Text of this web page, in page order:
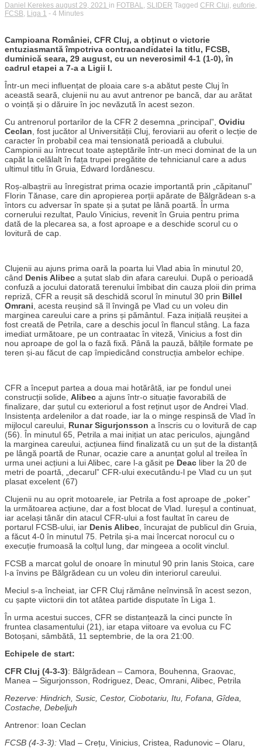
Daniel Kerekes august 29, 2021 in FOTBAL SLIDER Tagged CFR Cluj euforie
FCSB Liga 1 - 4 Minutes
Campioana României, CFR Cluj, a obținut o victorie
entuziasmantă împotriva contracandidatei la titlu, FCSB,
duminică seara, 29 august, cu un neverosimil 4-1 (1-0), în
cadrul etapei a 7-a a Ligii I.
Într-un meci influențat de ploaia care s-a abătut peste Cluj în
această seară, clujenii nu au avut antrenor pe bancă, dar au arătat
o voință și o dăruire în joc nevăzută în acest sezon.
Cu antrenorul portarilor de la CFR 2 desemna „principal”, Ovidiu
Ceclan , fost jucător al Universității Cluj, feroviarii au oferit o lecție de
caracter în probabil cea mai tensionată perioadă a clubului.
Campionii au întrecut toate așteptările într-un meci dominat de la un
capăt la celălalt în fața trupei pregătite de tehnicianul care a adus
ultimul titlu în Gruia, Edward Iordănescu.
Roș-albaștrii au înregistrat prima ocazie importantă prin „căpitanul”
Florin Tănase, care din apropierea porții apărate de Bălgrădean s-a
întors cu adversar în spate și a șutat pe lână poartă. În urma
cornerului rezultat, Paulo Vinicius, revenit în Gruia pentru prima
dată de la plecarea sa, a fost aproape e a deschide scorul cu o
lovitură de cap.
Clujenii au ajuns prima oară la poarta lui Vlad abia în minutul 20,
când Denis Alibec a șutat slab din afara careului. După o perioadă
confuză a jocului datorată terenului îmbibat din cauza ploii din prima
repriză, CFR a reușit să deschidă scorul în minutul 30 prin Billel
Omrani , acesta reușind să îl învingă pe Vlad cu un voleu din
marginea careului care a prins și pământul. Faza inițială reușitei a
fost creată de Petrila, care a deschis jocul în flancul stâng. La faza
imediat următoare, pe un contraatac în viteză, Vinicius a fost din
nou aproape de gol la o fază fixă. Până la pauză, bălțile formate pe
teren și-au făcut de cap împiedicând construcția ambelor echipe.
CFR a început partea a doua mai hotărâtă, iar pe fondul unei
construcții solide, Alibec a ajuns într-o situație favorabilă de
finalizare, dar șutul cu exteriorul a fost reținut ușor de Andrei Vlad.
Insistența ardelenilor a dat roade, iar la o minge respinsă de Vlad în
mijlocul careului, Runar Sigurjonsson a înscris cu o lovitură de cap
(56). În minutul 65, Petrila a mai inițiat un atac periculos, ajungând
la marginea careului, acțiunea fiind finalizată cu un șut de la distanță
pe lângă poartă de Runar, ocazie care a anunțat golul al treilea în
urma unei acțiuni a lui Alibec, care l-a găsit pe Deac liber la 20 de
metri de poartă, „decarul” CFR-ului executându-l pe Vlad cu un șut
plasat excelent (67)
Clujenii nu au oprit motoarele, iar Petrila a fost aproape de „poker”
la următoarea acțiune, dar a fost blocat de Vlad. Iureșul a continuat,
iar același tânăr din atacul CFR-ului a fost faultat în careu de
portarul FCSB-ului, iar Denis Alibec , încurajat de publicul din Gruia,
a făcut 4-0 în minutul 75. Petrila și-a mai încercat norocul cu o
execuție frumoasă la colțul lung, dar mingeea a ocolit vinclul.
FCSB a marcat golul de onoare în minutul 90 prin Ianis Stoica, care
l-a învins pe Bălgrădean cu un voleu din interiorul careului.
Meciul s-a încheiat, iar CFR Cluj rămâne neînvinsă în acest sezon,
cu șapte viictorii din tot atâtea partide disputate în Liga 1.
În urma acestui succes, CFR se distanțează la cinci puncte în
fruntea clasamentului (21), iar etapa viitoare va evolua cu FC
Botoșani, sâmbătă, 11 septembrie, de la ora 21:00.
Echipele de start:
CFR Cluj (4-3-3): Bălgrădean – Camora, Bouhenna, Graovac,
Manea – Sigurjonsson, Rodriguez, Deac, Omrani, Alibec, Petrila
Rezerve: Hindrich, Susic, Cestor, Ciobotariu, Itu, Fofana, Gîdea,
Costache, Debeljuh
Antrenor: Ioan Ceclan
FCSB (4-3-3): Vlad – Crețu, Vinicius, Cristea, Radunovic – Olaru,